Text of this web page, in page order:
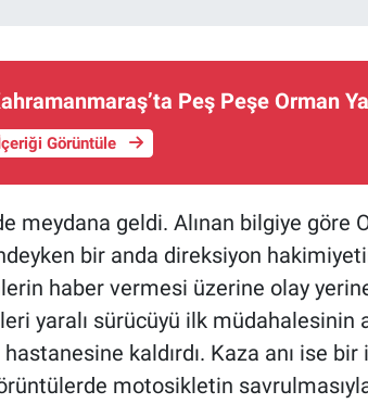
Peş Peşe Orman
Görüntüle
meydana geldi. Alınan bilgiye göre
bir anda direksiyon
haber vermesi üzerine olay
yaralı sürücüyü ilk müdahalesinin
kaldırdı. Kaza anı ise
motosikletin